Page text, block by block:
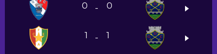
0 - 0
1 - 1